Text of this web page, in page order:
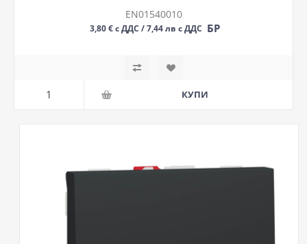
EN01540010
3,80 € с ДДС / 7,44 лв с ДДС БР